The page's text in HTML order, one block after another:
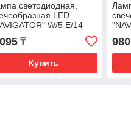
светодиодная,
LED
W/5 Е/14
равна 40W)
белый св.)
₸
Купить
980